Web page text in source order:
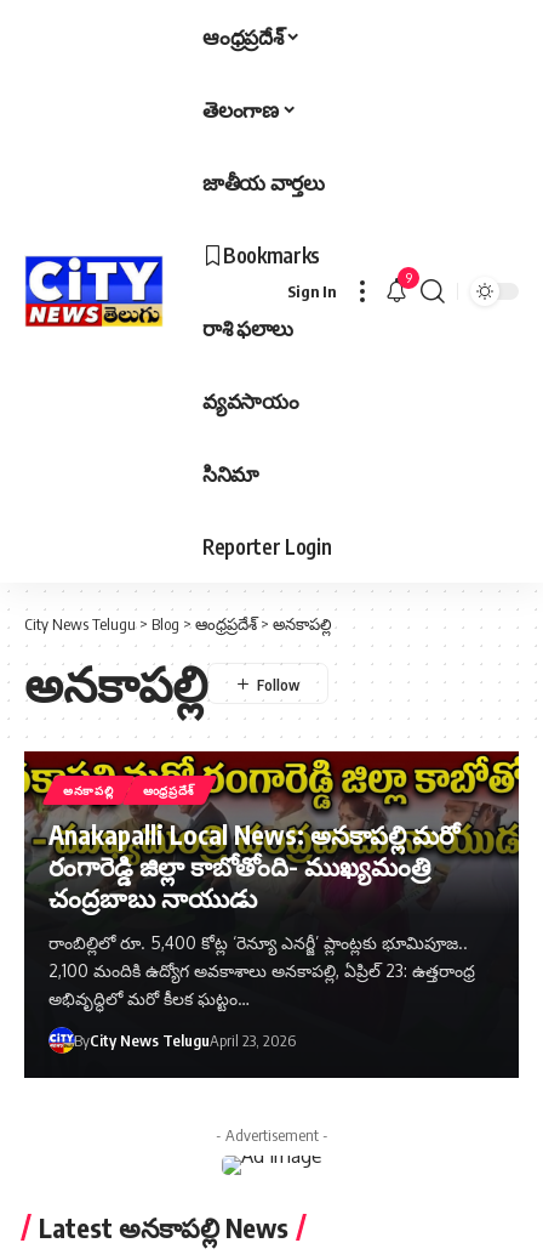
ఆంధ్రప్రదేశ్
తెలంగాణ
జాతీయ వార్తలు
Bookmarks
రాశి ఫలాలు
వ్యవసాయం
సినిమా
Reporter Login
Sign In
9
City News Telugu> Blog >ఆంధ్రప్రదేశ్> అనకాపల్లి
అనకాపల్లి
అనకాపల్లి ఆంధ్రప్రదేశ్
Anakapalli Local News: అనకాపల్లి మరో
రంగారెడ్డి జిల్లా కాబోతోంది- ముఖ్యమంత్రి
చంద్రబాబు నాయుడు
రాంబిల్లిలో రూ. 5,400 కోట్ల ‘రెన్యూ ఎనర్జీ’ ప్లాంట్లకు భూమిపూజ..
2,100 మందికి ఉద్యోగ అవకాశాలు అనకాపల్లి, ఏప్రిల్ 23: ఉత్తరాంధ్ర
అభివృద్ధిలో మరో కీలక ఘట్టం…
ByCity News TeluguApril 23, 2026
- Advertisement -
Latest అనకాపల్లి News